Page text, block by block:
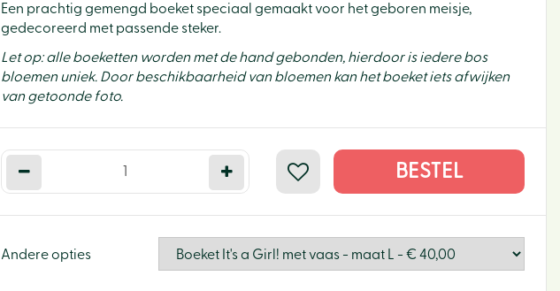
Een prachtig gemengd boeket speciaal gemaakt voor het geboren meisje,
gedecoreerd met passende steker.
Let op: alle boeketten worden met de hand gebonden, hierdoor is iedere bos
bloemen uniek. Door beschikbaarheid van bloemen kan het boeket iets afwijken
van getoonde foto.
Andere opties